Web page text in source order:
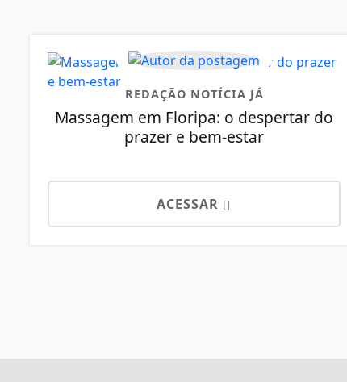
REDAÇÃO NOTÍCIA JÁ
Massagem em Floripa: o despertar do
prazer e bem-estar
ACESSAR